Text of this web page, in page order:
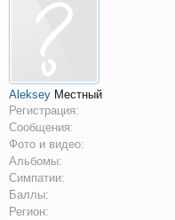
Aleksey Местный
Регистрация:
Сообщения:
Фото и видео:
Альбомы:
Симпатии:
Баллы:
Регион: